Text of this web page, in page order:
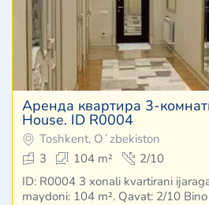
Аренда квартира 3-
House. ID R0004
Toshkent, Oʻzbekiston
3
104 m²
2/10
ID: R0004 3 xonali kvartirani
maydoni: 104 m². Qavat: 2/10